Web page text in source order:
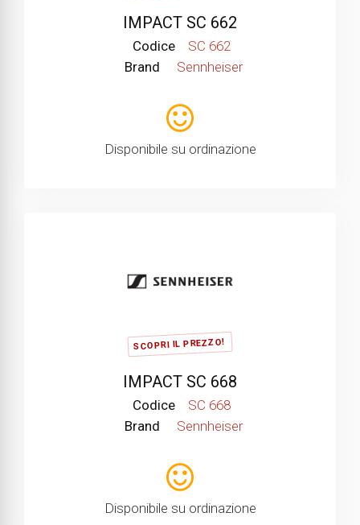
IMPACT SC 662
Codice
SC 662
Brand
Sennheiser
Disponibile su ordinazione
SCOPRI IL PREZZO!
IMPACT SC 668
Codice
SC 668
Brand
Sennheiser
Disponibile su ordinazione